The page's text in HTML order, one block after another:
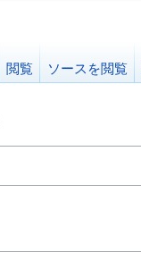
閲覧 ソースを閲覧